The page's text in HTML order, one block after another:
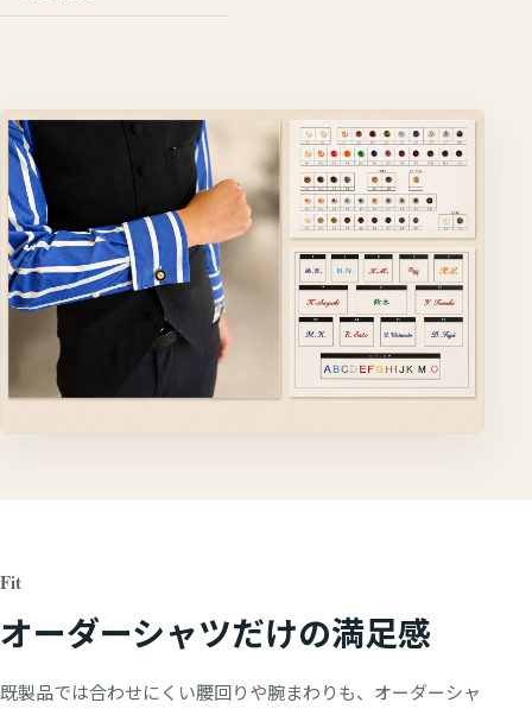
Fit
オーダーシャツだけの満足感
既製品では合わせにくい腰回りや腕まわりも、オーダーシャ